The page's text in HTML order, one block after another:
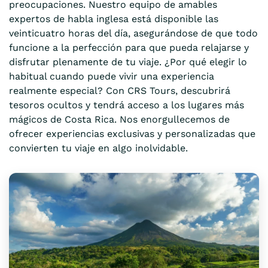
preocupaciones. Nuestro equipo de amables
expertos de habla inglesa está disponible las
veinticuatro horas del día, asegurándose de que todo
funcione a la perfección para que pueda relajarse y
disfrutar plenamente de tu viaje. ¿Por qué elegir lo
habitual cuando puede vivir una experiencia
realmente especial? Con CRS Tours, descubrirá
tesoros ocultos y tendrá acceso a los lugares más
mágicos de Costa Rica. Nos enorgullecemos de
ofrecer experiencias exclusivas y personalizadas que
convierten tu viaje en algo inolvidable.